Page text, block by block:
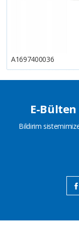
A1697400036
E-Bülten
Bildirim